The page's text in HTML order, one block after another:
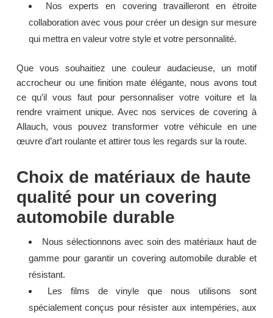
Nos experts en covering travailleront en étroite
collaboration avec vous pour créer un design sur mesure
qui mettra en valeur votre style et votre personnalité.
Que vous souhaitiez une couleur audacieuse, un motif
accrocheur ou une finition mate élégante, nous avons tout
ce qu’il vous faut pour personnaliser votre voiture et la
rendre vraiment unique. Avec nos services de covering à
Allauch, vous pouvez transformer votre véhicule en une
œuvre d’art roulante et attirer tous les regards sur la route.
Choix de matériaux de haute
qualité pour un covering
automobile durable
Nous sélectionnons avec soin des matériaux haut de
gamme pour garantir un covering automobile durable et
résistant.
Les films de vinyle que nous utilisons sont
spécialement conçus pour résister aux intempéries, aux